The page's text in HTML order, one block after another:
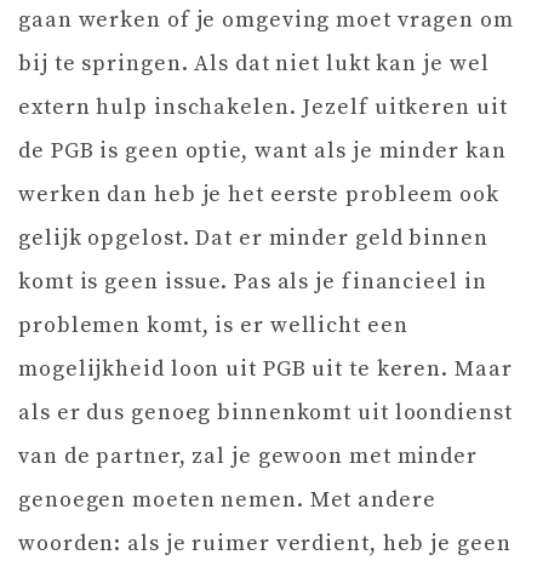
gaan werken of je omgeving moet vragen om
bij te springen. Als dat niet lukt kan je wel
extern hulp inschakelen. Jezelf uitkeren uit
de PGB is geen optie, want als je minder kan
werken dan heb je het eerste probleem ook
gelijk opgelost. Dat er minder geld binnen
komt is geen issue. Pas als je financieel in
problemen komt, is er wellicht een
mogelijkheid loon uit PGB uit te keren. Maar
als er dus genoeg binnenkomt uit loondienst
van de partner, zal je gewoon met minder
genoegen moeten nemen. Met andere
woorden: als je ruimer verdient, heb je geen